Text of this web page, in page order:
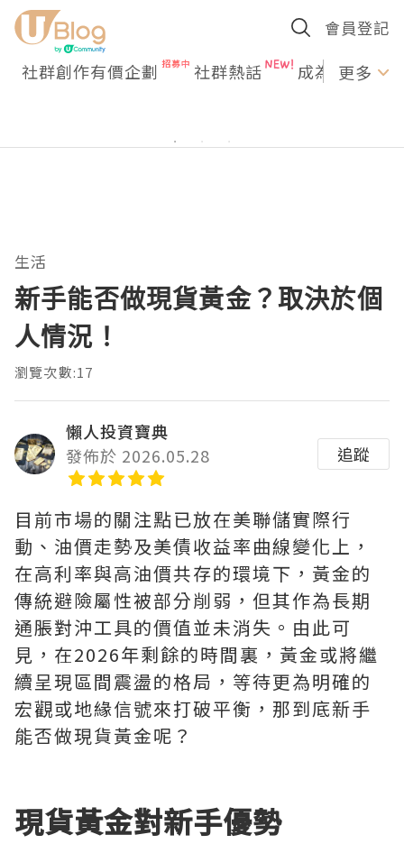
會員登記
社群創作有價企劃 社群熱話 成為U更多
生活
新手能否做現貨黃金？取決於個
人情況！
瀏覽次數:17
懶人投資寶典
發佈於 2026.05.28
追蹤
目前市場的關注點已放在美聯儲實際行
動、油價走勢及美債收益率曲線變化上，
在高利率與高油價共存的環境下，黃金的
傳統避險屬性被部分削弱，但其作為長期
通脹對沖工具的價值並未消失。由此可
見，在2026年剩餘的時間裏，黃金或將繼
續呈現區間震盪的格局，等待更為明確的
宏觀或地緣信號來打破平衡，那到底新手
能否做現貨黃金呢？
現貨黃金對新手優勢